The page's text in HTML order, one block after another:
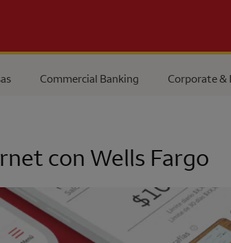
Commercial Banking Corporate &
con Wells Fargo